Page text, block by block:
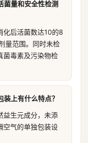
菌量和安全性检测
化后活菌数达10的8
量范围。同时未检
菌毒素及污染物检
上有什么特点？
益生元成分，未添
空气的单独包装设